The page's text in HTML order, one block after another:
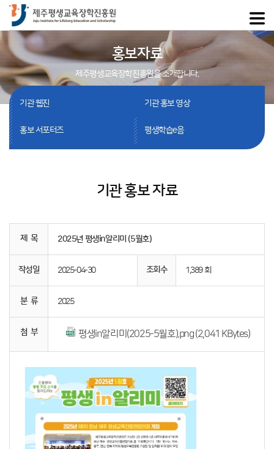
홍보자료
제주평생교육장학진흥원을 소개합니다.
기관 웹진 기관 홍보 영상
홍보 서포터즈 평생학습e음
기관 홍보 자료
제 목 2025년 평생in알리미 (5월호)
작성일 2025-04-30 조회수 1,389 회
분 류 2025
첨 부 평생in알리미(2025-5월호).png (2,041 KBytes)